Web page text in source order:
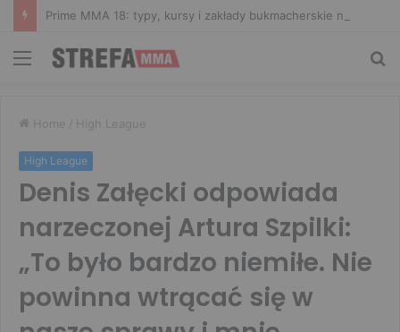
Menu
Home / High League
High League
Denis Załęcki odpowiada
narzeczonej Artura Szpilki:
„To było bardzo niemiłe. Nie
powinna wtrącać się w